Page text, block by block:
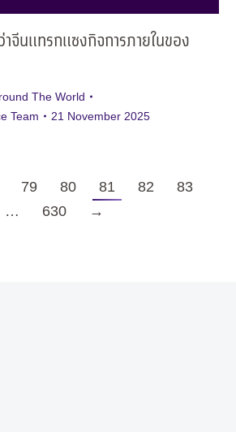
าจีนแทรกแซงกิจการภายในของ
The World
Team 21 November 2025
79 80 81 82
83
…
630 →